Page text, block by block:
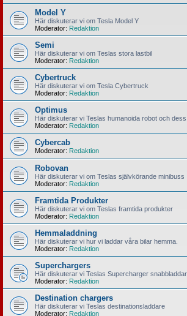
Model Y
Här diskuterar vi om Tesla Model Y
Moderator: Redaktion
Semi
Här diskuterar vi om Teslas stora lastbil
Moderator: Redaktion
Cybertruck
Här diskuterar vi om Tesla Cybertruck
Moderator: Redaktion
Optimus
Här diskuterar vi Teslas humanoida robot och
Moderator: Redaktion
Cybercab
Moderator: Redaktion
Robovan
Här diskuterar vi om Teslas självkörande minibuss
Moderator: Redaktion
Framtida Produkter
Här diskuterar vi om Teslas framtida produkter
Moderator: Redaktion
Hemmaladdning
Här diskuterar vi hur vi laddar våra bilar hemma.
Moderator: Redaktion
Superchargers
Här diskuterar vi Teslas Supercharger
Moderator: Redaktion
Destination chargers
Här diskuterar vi Teslas destinationsladdare
Moderator: Redaktion